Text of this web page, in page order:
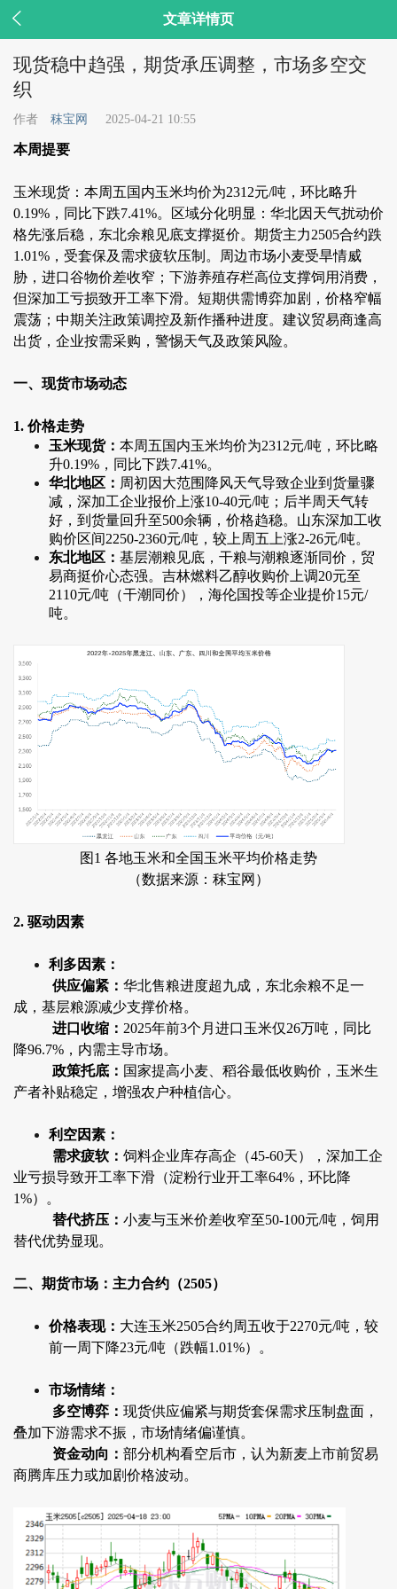
 文章详情页
现货稳中趋强，期货承压调整，市场多空交
织
作者 秣宝网 2025-04-21 10:55
本周提要
玉米现货：本周五国内玉米均价为2312元/吨，环比略升
0.19%，同比下跌7.41%。区域分化明显：华北因天气扰动价
格先涨后稳，东北余粮见底支撑挺价。期货主力2505合约跌
1.01%，受套保及需求疲软压制。周边市场小麦受旱情威
胁，进口谷物价差收窄；下游养殖存栏高位支撑饲用消费，
但深加工亏损致开工率下滑。短期供需博弈加剧，价格窄幅
震荡；中期关注政策调控及新作播种进度。建议贸易商逢高
出货，企业按需采购，警惕天气及政策风险。
一、现货市场动态
1. 价格走势
玉米现货： 本周五国内玉米均价为2312元/吨，环比略
升0.19%，同比下跌7.41%。
华北地区： 周初因大范围降风天气导致企业到货量骤
减，深加工企业报价上涨10-40元/吨；后半周天气转
好，到货量回升至500余辆，价格趋稳。山东深加工收
购价区间2250-2360元/吨，较上周五上涨2-26元/吨。
东北地区： 基层潮粮见底，干粮与潮粮逐渐同价，贸
易商挺价心态强。吉林燃料乙醇收购价上调20元至
2110元/吨（干潮同价），海伦国投等企业提价15元/
吨。
图1 各地玉米和全国玉米平均价格走势
（数据来源：秣宝网）
2. 驱动因素
利多因素：
供应偏紧： 华北售粮进度超九成，东北余粮不足一
成，基层粮源减少支撑价格。
进口收缩： 2025年前3个月进口玉米仅26万吨，同比
降96.7%，内需主导市场。
政策托底： 国家提高小麦、稻谷最低收购价，玉米生
产者补贴稳定，增强农户种植信心。
利空因素：
需求疲软： 饲料企业库存高企（45-60天），深加工企
业亏损导致开工率下滑（淀粉行业开工率64%，环比降
1%）。
替代挤压： 小麦与玉米价差收窄至50-100元/吨，饲用
替代优势显现。
二、期货市场：主力合约（2505）
价格表现： 大连玉米2505合约周五收于2270元/吨，较
前一周下降23元/吨（跌幅1.01%）。
市场情绪：
多空博弈： 现货供应偏紧与期货套保需求压制盘面，
叠加下游需求不振，市场情绪偏谨慎。
资金动向： 部分机构看空后市，认为新麦上市前贸易
商腾库压力或加剧价格波动。